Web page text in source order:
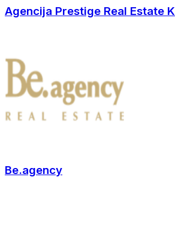
Agencija Prestige Real Estate
Be.agency